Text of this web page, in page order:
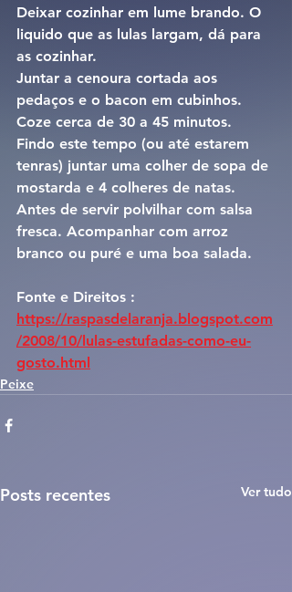
Deixar cozinhar em lume brando. O
liquido que as lulas largam, dá para
as cozinhar.
Juntar a cenoura cortada aos
pedaços e o bacon em cubinhos.
Coze cerca de 30 a 45 minutos.
Findo este tempo (ou até estarem
tenras) juntar uma colher de sopa de
mostarda e 4 colheres de natas.
Antes de servir polvilhar com salsa
fresca. Acompanhar com arroz
branco ou puré e uma boa salada.
Fonte e Direitos :
https://raspasdelaranja.blogspot.com
/2008/10/lulas-estufadas-como-eu-
gosto.html
Peixe
Posts recentes Ver tudo